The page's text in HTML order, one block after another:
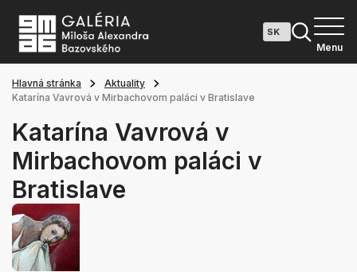
Menu
Hlavná stránka
Aktuality
Katarína Vavrová v Mirbachovom paláci v Bratislave
Katarína Vavrová v
Mirbachovom paláci v
Bratislave